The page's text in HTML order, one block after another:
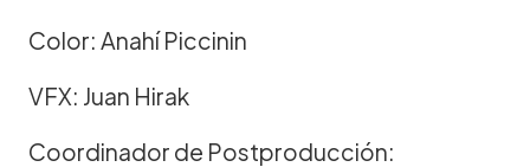
Color: Anahí Piccinin
VFX: Juan Hirak
Coordinador de Postproducción: